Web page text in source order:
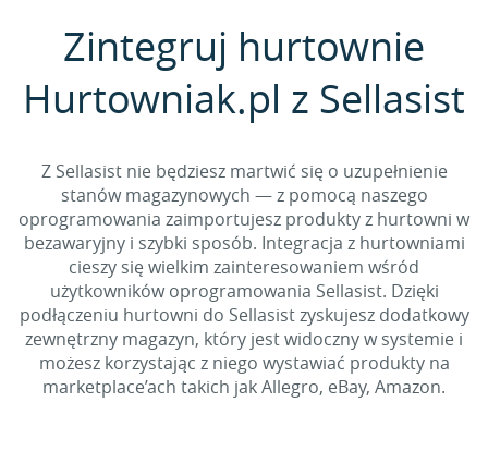
Zintegruj hurtownie
Hurtowniak.pl z Sellasist
Z Sellasist nie będziesz martwić się o uzupełnienie
stanów magazynowych — z pomocą naszego
oprogramowania zaimportujesz produkty z hurtowni w
bezawaryjny i szybki sposób. Integracja z hurtowniami
cieszy się wielkim zainteresowaniem wśród
użytkowników oprogramowania Sellasist. Dzięki
podłączeniu hurtowni do Sellasist zyskujesz dodatkowy
zewnętrzny magazyn, który jest widoczny w systemie i
możesz korzystając z niego wystawiać produkty na
marketplace’ach takich jak Allegro, eBay, Amazon.